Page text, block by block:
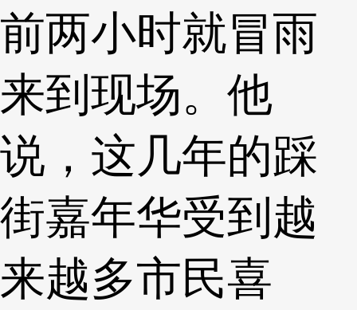
前两小时就冒雨
来到现场。他
说，这几年的踩
街嘉年华受到越
来越多市民喜